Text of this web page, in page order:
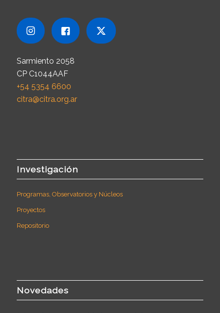
Sarmiento 2058
CP C1044AAF
+54 5354 6600
citra@citra.org.ar
Investigación
Programas, Observatorios y Núcleos
Proyectos
Repositorio
Novedades